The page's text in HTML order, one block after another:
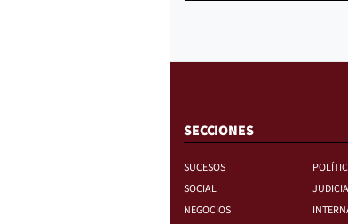
SECCIONES
SUCESOS
SOCIAL
NEGOCIOS